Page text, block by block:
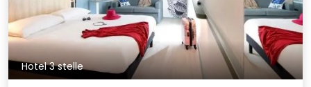
Hotel 3 stelle